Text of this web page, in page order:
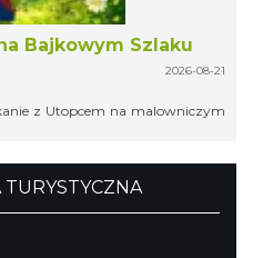
Bajkowym Szlaku
2026-08-21
z Utopcem na malowniczym
TURYSTYCZNA